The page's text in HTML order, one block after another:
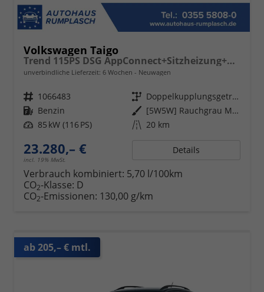
Volkswagen Taigo
Trend 115PS DSG AppConnect+Sitzheizung+PDC+Alu16+LED+DAB+FrontAssist
unverbindliche Lieferzeit: 6 Wochen Neuwagen
Fahrzeugnr. 1066483 Getriebe
Doppelkupplungsgetriebe (DSG)
Kraftstoff Benzin Außenfarbe
[5W5W] Rauchgrau Metallic
Leistung 85 kW (116 PS) Kilometerstand 20 km
23.280,– €
incl. 19% MwSt.
Details
Verbrauch kombiniert: 5,70 l/100km
CO2-Klasse: D
CO2-Emissionen: 130,00 g/km
ab 205,– € mtl.